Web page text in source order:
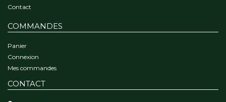
Contact
COMMANDES
Panier
Connexion
Mes commandes
CONTACT